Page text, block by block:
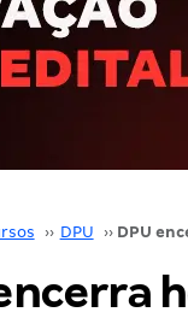
›› DPU ››